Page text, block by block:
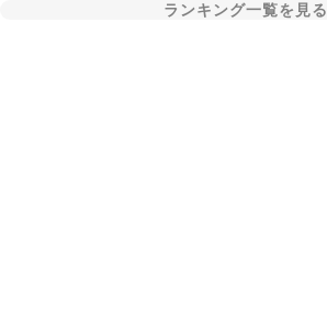
ランキング一覧を見る